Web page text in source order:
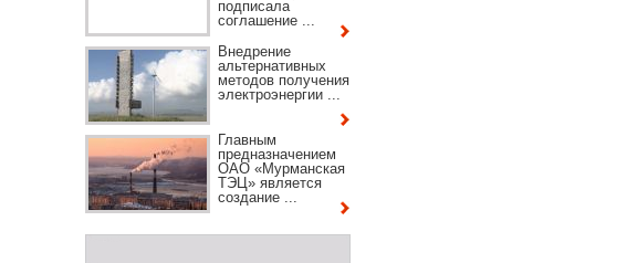
подписала
соглашение ...
Внедрение
альтернативных
методов получения
электроэнергии ...
Главным
предназначением
ОАО «Мурманская
ТЭЦ» является
создание ...